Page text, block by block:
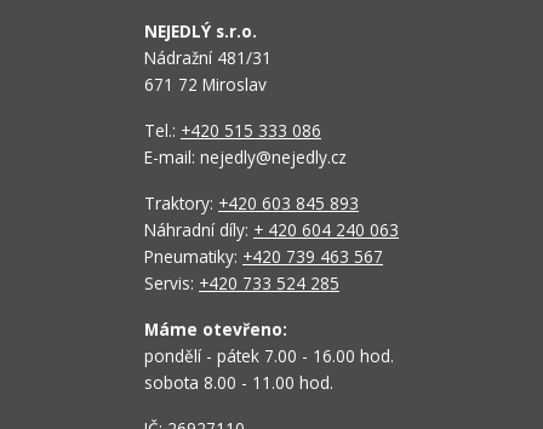
NEJEDLÝ s.r.o.
Nádražní 481/31
671 72 Miroslav
Tel.: +420 515 333 086
E-mail: nejedly@nejedly.cz
Traktory: +420 603 845 893
Náhradní díly: + 420 604 240 063
Pneumatiky: +420 739 463 567
Servis: +420 733 524 285
Máme otevřeno:
pondělí - pátek 7.00 - 16.00 hod.
sobota 8.00 - 11.00 hod.